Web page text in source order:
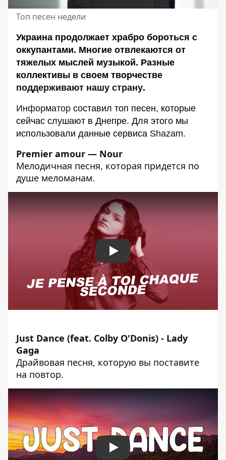
Топ песен недели
Украина продолжает храбро бороться с
оккупантами. Многие отвлекаются от
тяжелых мыслей музыкой. Разные
коллективы в своем творчестве
поддерживают нашу страну.
Информатор составил топ песен, которые
сейчас слушают в Днепре. Для этого мы
использовали данные сервиса Shazam.
Premier amour — Nour
Мелодичная песня, которая придется по
душе меломанам.
Play
Just Dance (feat. Colby O'Donis) - Lady
Gaga
Драйвовая песня, которую вы поставите
на повтор.
Play